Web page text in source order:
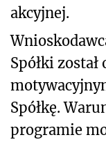
akcyjnej.
Spółki
Spółkę.
programie